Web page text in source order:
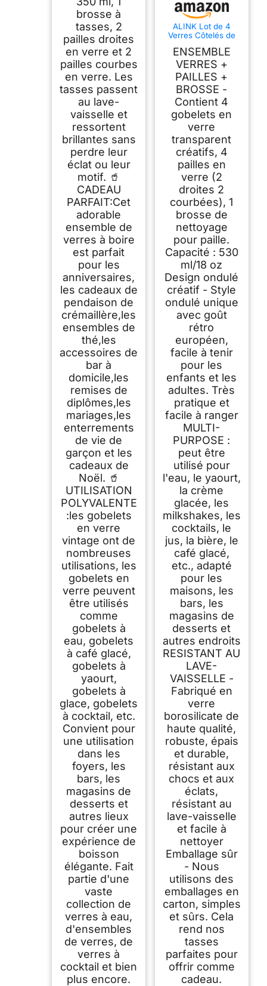
brosse à
tasses, 2
pailles droites
en verre et 2
pailles courbes
en verre. Les
tasses passent
au lave-
vaisselle et
ressortent
brillantes sans
perdre leur
éclat ou leur
motif. 🥤
CADEAU
PARFAIT:Cet
adorable
ensemble de
verres à boire
est parfait
pour les
anniversaires,
les cadeaux de
pendaison de
crémaillère,les
ensembles de
thé,les
accessoires de
bar à
domicile,les
remises de
diplômes,les
mariages,les
enterrements
de vie de
garçon et les
cadeaux de
Noël. 🥤
UTILISATION
POLYVALENTE
:les gobelets
en verre
vintage ont de
nombreuses
utilisations, les
gobelets en
verre peuvent
être utilisés
comme
gobelets à
eau, gobelets
à café glacé,
gobelets à
yaourt,
gobelets à
glace, gobelets
à cocktail, etc.
Convient pour
une utilisation
dans les
foyers, les
bars, les
magasins de
desserts et
autres lieux
pour créer une
expérience de
boisson
élégante. Fait
partie d'une
vaste
collection de
verres à eau,
d'ensembles
de verres, de
verres à
cocktail et bien
plus encore.
ALINK Lot de 4
Verres Côtelés de
en Verre - Pour
Café Glacé, Eau,
Long Drink, Cocktail,
Soda - Idée Cadeau
ENSEMBLE
VERRES +
PAILLES +
BROSSE -
Contient 4
gobelets en
verre
transparent
créatifs, 4
pailles en
verre (2
droites 2
courbées), 1
brosse de
nettoyage
pour paille.
Capacité : 530
ml/18 oz
Design ondulé
créatif - Style
ondulé unique
avec goût
rétro
européen,
facile à tenir
pour les
enfants et les
adultes. Très
pratique et
facile à ranger
MULTI-
PURPOSE :
peut être
utilisé pour
l'eau, le yaourt,
la crème
glacée, les
milkshakes, les
cocktails, le
jus, la bière, le
café glacé,
etc., adapté
pour les
maisons, les
bars, les
magasins de
desserts et
autres endroits
RESISTANT AU
LAVE-
VAISSELLE -
Fabriqué en
verre
borosilicate de
haute qualité,
robuste, épais
et durable,
résistant aux
chocs et aux
éclats,
résistant au
lave-vaisselle
et facile à
nettoyer
Emballage sûr
- Nous
utilisons des
emballages en
carton, simples
et sûrs. Cela
rend nos
tasses
parfaites pour
offrir comme
cadeau.